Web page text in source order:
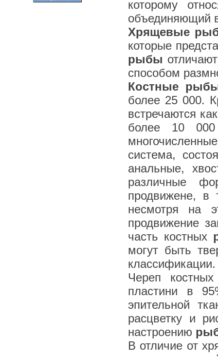
которому
объединяющий
Хрящевые
которые
рыбы
способом
Костные
более 25 000.
встречаются
более 10
система,
анальные,
различные
продвижене, в
несмотря на
продвижение
часть костных
могут быть
классификации.
Череп
пластини в
эпительной
расцветку и
настроению
В отличие от